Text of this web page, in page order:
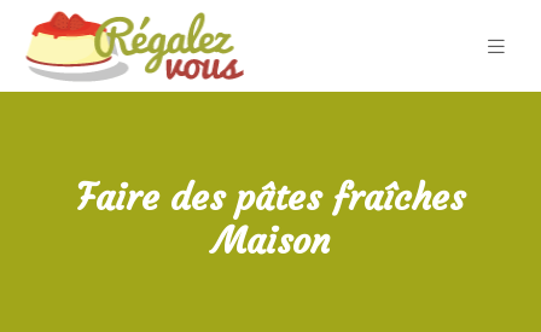
Faire des pâtes fraîches
Maison